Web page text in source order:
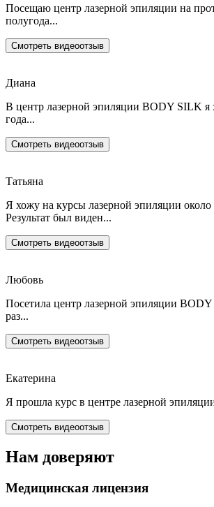
Посещаю центр лазерной эпиляции на
полугода...
Смотреть видеоотзыв
Диана
В центр лазерной эпиляции BODY SILK я
года...
Смотреть видеоотзыв
Татьяна
Я хожу на курсы лазерной эпиляции около
Результат был виден...
Смотреть видеоотзыв
Любовь
Посетила центр лазерной эпиляции
раз...
Смотреть видеоотзыв
Екатерина
Я прошла курс в центре лазерной
Смотреть видеоотзыв
Нам доверяют
Медицинская лицензия